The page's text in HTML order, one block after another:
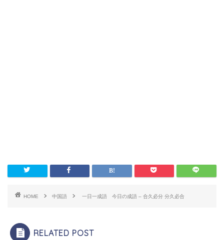
HOME 中国語 一日一成語 今日の成語 – 合久必分 分久必合
RELATED POST